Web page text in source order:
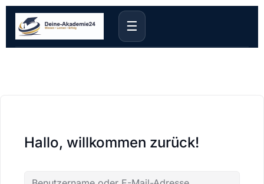
☰
Hallo, willkommen zurück!